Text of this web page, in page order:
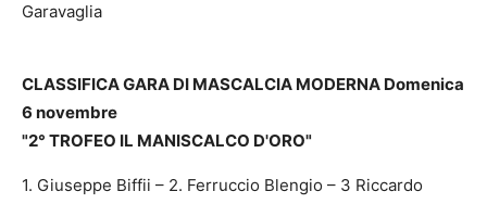
Garavaglia
CLASSIFICA GARA DI MASCALCIA MODERNA Domenica
6 novembre
"2° TROFEO IL MANISCALCO D'ORO"
1. Giuseppe Biffii – 2. Ferruccio Blengio – 3 Riccardo